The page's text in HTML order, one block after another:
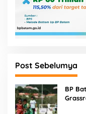
Post Sebelumya
BP